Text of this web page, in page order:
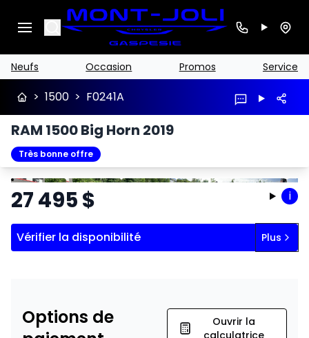
Search
Neufs Occasion Promos Service
> 1500 > F0241A
RAM 1500 Big Horn 2019
Très bonne offre
ArrêterPrécédent
Suivant
27 495$ i
Vérifier la disponibilité Plus
Options de
Ouvrir la